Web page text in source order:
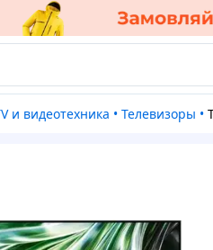
TV и видеотехника • Телевизоры •